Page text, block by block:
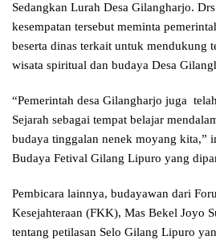
Sedangkan Lurah Desa Gilangharjo.
kesempatan tersebut meminta
beserta dinas terkait untuk mendukung
wisata spiritual dan budaya Desa
“Pemerintah desa Gilangharjo juga
Sejarah sebagai tempat belajar
budaya tinggalan nenek moyang kita,”
Budaya Fetival Gilang Lipuro yang
Pembicara lainnya, budayawan dari
Kesejahteraan (FKK), Mas Bekel Joyo
tentang petilasan Selo Gilang Lipuro